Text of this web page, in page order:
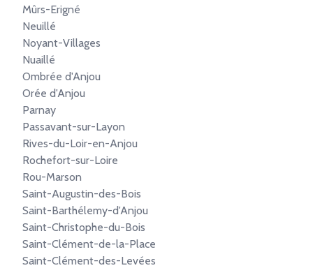
Mûrs-Erigné
Neuillé
Noyant-Villages
Nuaillé
Ombrée d'Anjou
Orée d'Anjou
Parnay
Passavant-sur-Layon
Rives-du-Loir-en-Anjou
Rochefort-sur-Loire
Rou-Marson
Saint-Augustin-des-Bois
Saint-Barthélemy-d'Anjou
Saint-Christophe-du-Bois
Saint-Clément-de-la-Place
Saint-Clément-des-Levées